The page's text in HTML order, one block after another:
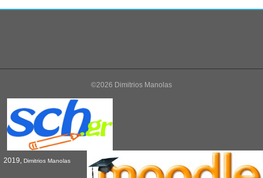
©2026 Dimitrios Manolas
2019, Dimitrios Manolas